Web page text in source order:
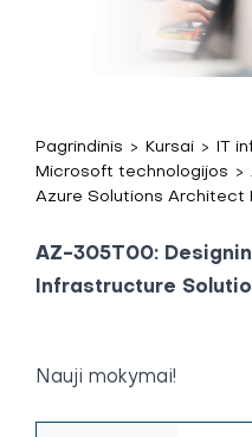
Pagrindinis > Kursai > IT
Microsoft technologijos >
Azure Solutions Architect
AZ-305T00:
Infrastructure
Nauji mokymai!